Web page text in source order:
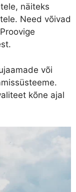
näiteks
Need võivad
või
kõne ajal